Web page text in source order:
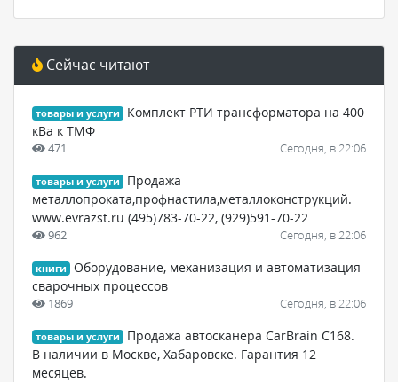
Сейчас читают
товары и услуги
Комплект РТИ трансформатора на 400
кВа к ТМФ
471 Сегодня, в 22:06
товары и услуги
Продажа
металлопроката,профнастила,металлоконструкций.
www.evrazst.ru (495)783-70-22, (929)591-70-22
962 Сегодня, в 22:06
книги
Оборудование, механизация и автоматизация
сварочных процессов
1869 Сегодня, в 22:06
товары и услуги
Продажа автосканера CarBrain C168.
В наличии в Москве, Хабаровске. Гарантия 12
месяцев.